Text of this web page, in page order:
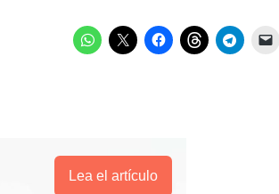
Lea el artículo